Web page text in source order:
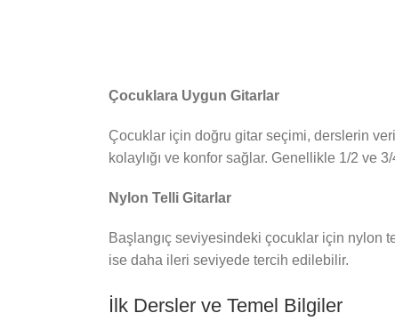
Çocuklara Uygun Gitarlar
Çocuklar için doğru gitar seçimi, derslerin
kolaylığı ve konfor sağlar. Genellikle 1/2 ve
Nylon Telli Gitarlar
Başlangıç seviyesindeki çocuklar için nylon
ise daha ileri seviyede tercih edilebilir.
İlk Dersler ve Temel Bilgiler